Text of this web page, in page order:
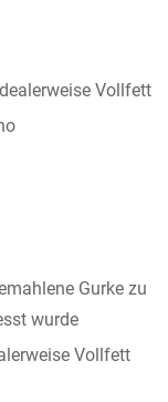
Vollfett
Gurke zu
wurde
Vollfett